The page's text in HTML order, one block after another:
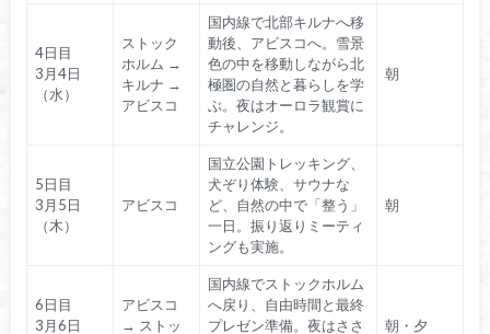
4日目
3月4日
（水）
ストック
ホルム →
キルナ →
アビスコ
国内線で北部キルナへ移
動後、アビスコへ。雪景
色の中を移動しながら北
極圏の自然と暮らしを学
ぶ。夜はオーロラ観賞に
チャレンジ。
朝
5日目
3月5日
（木）
アビスコ
国立公園トレッキング、
犬ぞり体験、サウナな
ど、自然の中で「整う」
一日。振り返りミーティ
ングも実施。
朝
6日目
3月6日
アビスコ
→ ストッ
国内線でストックホルム
へ戻り、自由時間と最終
プレゼン準備。夜はささ
朝・夕